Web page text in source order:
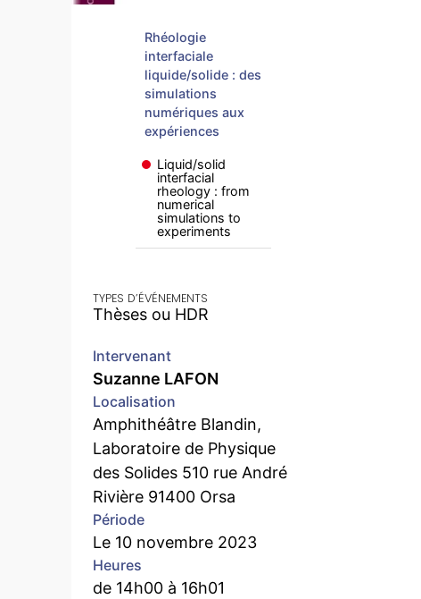
Rhéologie
interfaciale
liquide/solide : des
simulations
numériques aux
expériences
Liquid/solid
interfacial
rheology : from
numerical
simulations to
experiments
TYPES D’ÉVÉNEMENTS
Thèses ou HDR
Intervenant
Suzanne LAFON
Localisation
Amphithéâtre Blandin,
Laboratoire de Physique
des Solides 510 rue André
Rivière 91400 Orsa
Période
Le 10 novembre 2023
Heures
de 14h00 à 16h01